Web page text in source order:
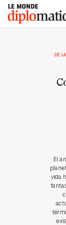
Skip
content
Le monde
DE
El
vida